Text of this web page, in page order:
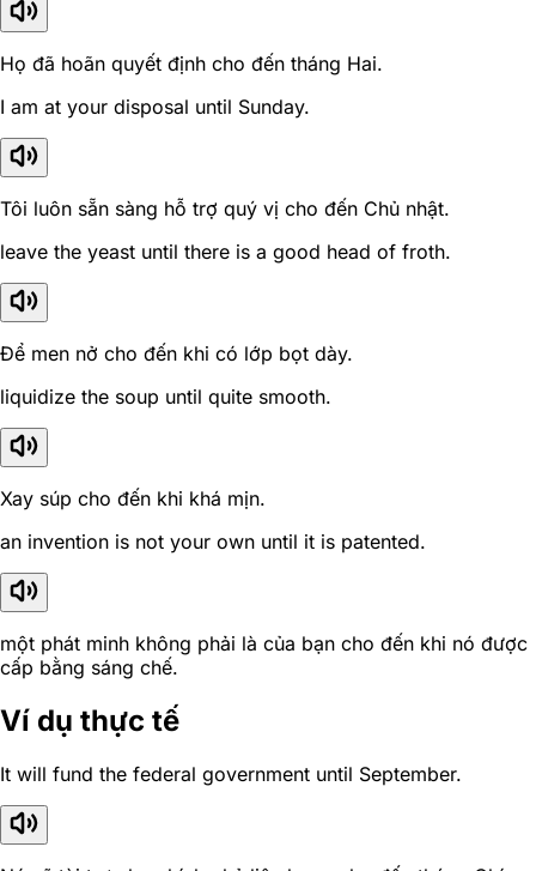
Họ đã hoãn quyết định cho đến tháng Hai.
I am at your disposal until Sunday.
Tôi luôn sẵn sàng hỗ trợ quý vị cho đến Chủ nhật.
leave the yeast until there is a good head of froth.
Để men nở cho đến khi có lớp bọt dày.
liquidize the soup until quite smooth.
Xay súp cho đến khi khá mịn.
an invention is not your own until it is patented.
một phát minh không phải là của bạn cho đến khi nó được
cấp bằng sáng chế.
Ví dụ thực tế
It will fund the federal government until September.